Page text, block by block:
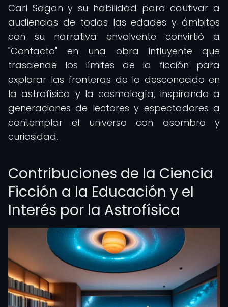
Carl Sagan y su habilidad para cautivar a
audiencias de todas las edades y ámbitos
con su narrativa envolvente convirtió a
"Contacto" en una obra influyente que
trasciende los límites de la ficción para
explorar las fronteras de lo desconocido en
la astrofísica y la cosmología, inspirando a
generaciones de lectores y espectadores a
contemplar el universo con asombro y
curiosidad.
Contribuciones de la Ciencia
Ficción a la Educación y el
Interés por la Astrofísica